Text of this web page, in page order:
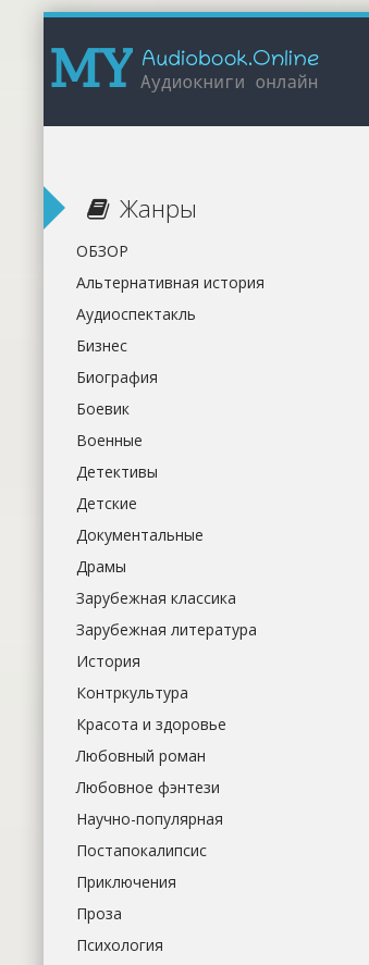
Жанры
ОБЗОР
Альтернативная история
Аудиоспектакль
Бизнес
Биография
Боевик
Военные
Детективы
Детские
Документальные
Драмы
Зарубежная классика
Зарубежная литература
История
Контркультура
Красота и здоровье
Любовный роман
Любовное фэнтези
Научно-популярная
Постапокалипсис
Приключения
Проза
Психология